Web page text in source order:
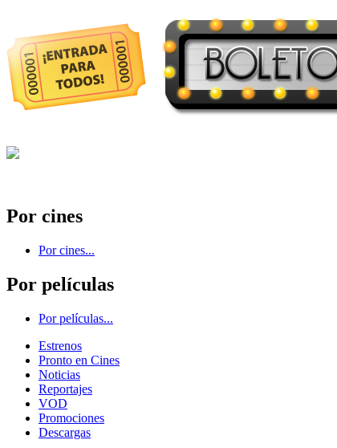
Por cines
Por cines...
Por películas
Por películas...
Estrenos
Pronto en Cines
Noticias
Reportajes
VOD
Promociones
Descargas